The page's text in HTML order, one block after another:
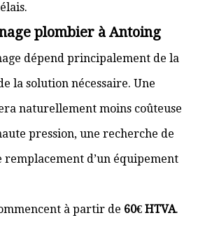
plombier à Antoing
dépend principalement de la
la solution nécessaire. Une
naturellement moins coûteuse
pression, une recherche de
d’un équipement
à partir de 60€ HTVA.